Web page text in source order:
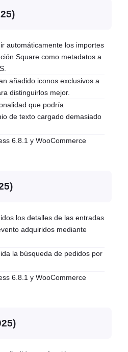
automáticamente los importes
Square como metadatos a
añadido iconos exclusivos a
distinguirlos mejor.
que podría
de texto cargado demasiado
6.8.1 y WooCommerce
los detalles de las entradas
adquiridos mediante
la búsqueda de pedidos por
6.8.1 y WooCommerce